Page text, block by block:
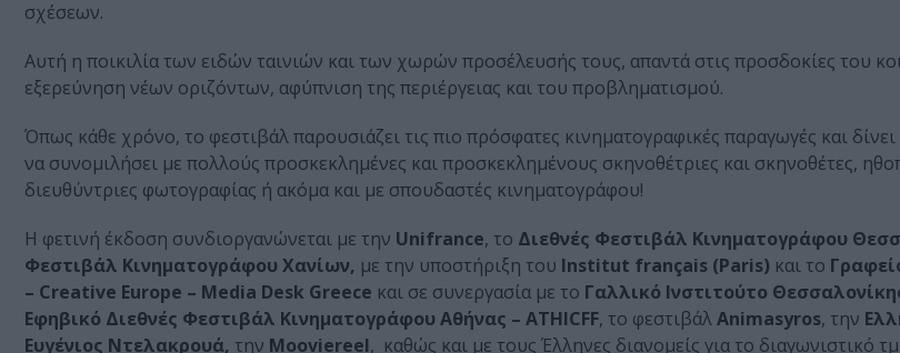
σχέσεων.
Αυτή η ποικιλία των ειδών ταινιών και των χωρών προσέλευσής τους, απαντά στις προσδοκίες του
εξερεύνηση νέων οριζόντων, αφύπνιση της περιέργειας και του προβληματισμού.
Όπως κάθε χρόνο, το φεστιβάλ παρουσιάζει τις πιο πρόσφατες κινηματογραφικές παραγωγές και δίνει
να συνομιλήσει με πολλούς προσκεκλημένες και προσκεκλημένους σκηνοθέτριες και σκηνοθέτες,
διευθύντριες φωτογραφίας ή ακόμα και με σπουδαστές κινηματογράφου!
Η φετινή έκδοση συνδιοργανώνεται με την Unifrance, το Διεθνές Φεστιβάλ Κινηματογράφου
Φεστιβάλ Κινηματογράφου Χανίων, με την υποστήριξη του Institut français (Paris) και το
– Creative Europe – Media Desk Greece και σε συνεργασία με το Γαλλικό Ινστιτούτο
Εφηβικό Διεθνές Φεστιβάλ Κινηματογράφου Αθήνας – ATHICFF, το φεστιβάλAnimasyros, την
Ευγένιος Ντελακρουά, την Mooviereel, καθώς και με τους Έλληνες διανομείς για το διαγωνιστικό